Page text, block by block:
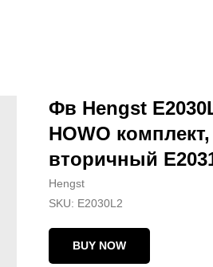
Фв Hengst
HOWO
вторичный
Hengst
SKU: E2030L2
BUY NOW